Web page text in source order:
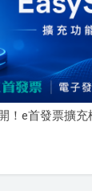
！e首發票擴